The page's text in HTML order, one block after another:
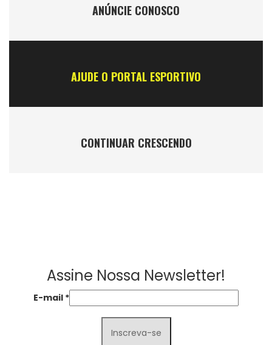
ANÚNCIE CONOSCO
AJUDE O PORTAL ESPORTIVO
CONTINUAR CRESCENDO
Assine Nossa Newsletter!
E-mail *